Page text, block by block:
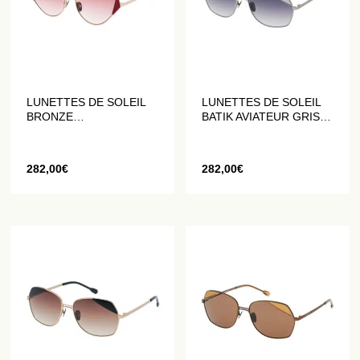
LUNETTES DE SOLEIL
BRONZE
282,00€
LUNETTES DE SOLEIL
BATIK AVIATEUR GRIS
282,00€